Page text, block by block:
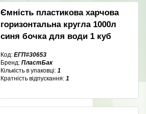
Ємність пластикова харчова
горизонтальна кругла 1000л
синя бочка для води 1 куб
Код: ЕГП#30653
Бренд: ПластБак
Кількість в упаковці: 1
Кратність відпускання: 1